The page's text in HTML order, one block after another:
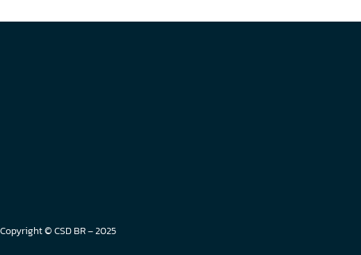
Copyright © CSD BR – 2025